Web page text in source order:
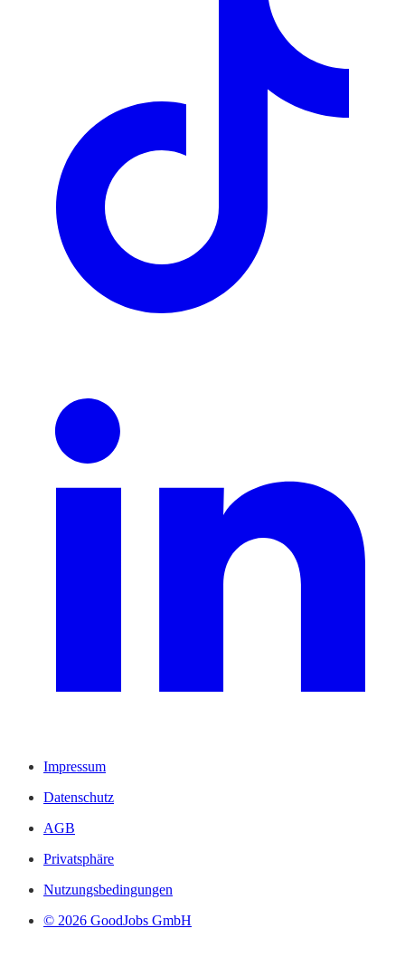
Impressum
Datenschutz
AGB
Privatsphäre
Nutzungsbedingungen
© 2026 GoodJobs GmbH